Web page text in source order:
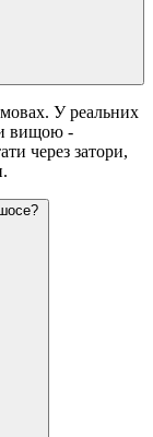
У реальних
вищою -
через затори,